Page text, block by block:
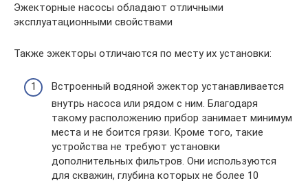
Эжекторные насосы обладают отличными
эксплуатационными свойствами
Также эжекторы отличаются по месту их установки:
Встроенный водяной эжектор устанавливается
внутрь насоса или рядом с ним. Благодаря
такому расположению прибор занимает минимум
места и не боится грязи. Кроме того, такие
устройства не требуют установки
дополнительных фильтров. Они используются
для скважин, глубина которых не более 10